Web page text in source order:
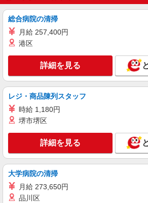
キープ
派遣社員
株式会社テクノ・サービス/お仕事No/0889577
時給1260円 月収例：
日出勤手当て等が含まれています）
給 愛知県名古屋市緑区
キープ
パーソルファクトリーパートナーズ株式会社
飲料のピッキング／軽作
時給1380円 ※交通費
【月収例】22.7万円（20
愛知県名古屋市緑区大
総合病院の清掃
月給 257,400円
港区
詳細を見る
レジ・商品陳列スタッフ
時給 1,180円
堺市堺区
詳細を見る
大学病院の清掃
月給 273,650円
品川区